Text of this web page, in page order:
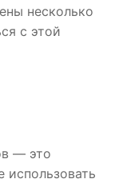
несколько
с этой
— это